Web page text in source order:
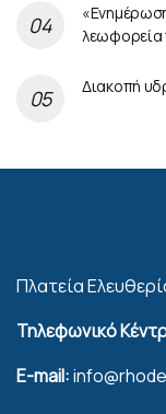
Διακοπή
Πλατεία
Τηλεφωνικό
E-mail: